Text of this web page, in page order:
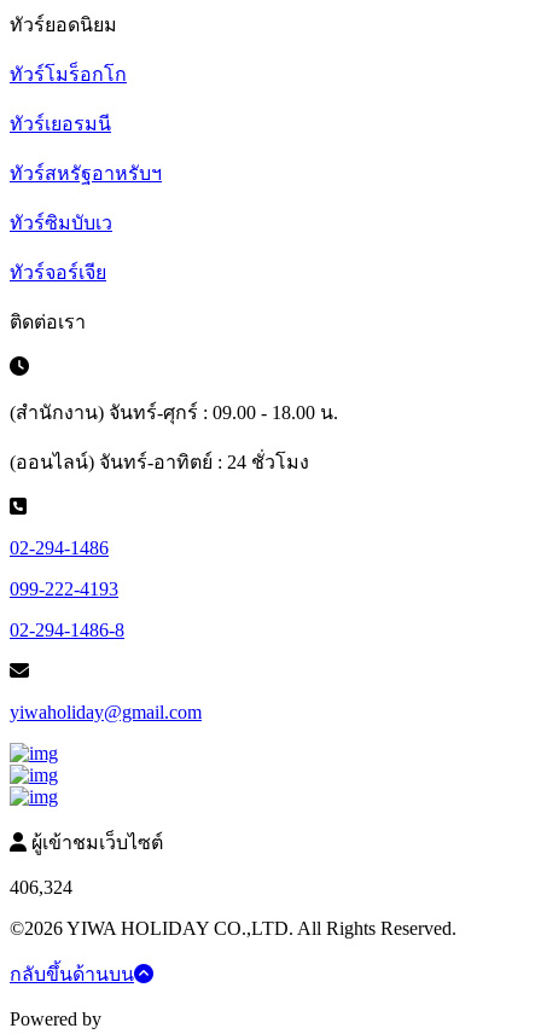
ทัวร์ยอดนิยม
ทัวร์โมร็อกโก
ทัวร์เยอรมนี
ทัวร์สหรัฐอาหรับฯ
ทัวร์ซิมบับเว
ทัวร์จอร์เจีย
ติดต่อเรา
(สำนักงาน) จันทร์-ศุกร์ : 09.00 - 18.00 น.
(ออนไลน์) จันทร์-อาทิตย์ : 24 ชั่วโมง
02-294-1486
099-222-4193
02-294-1486-8
yiwaholiday@gmail.com
ผู้เข้าชมเว็บไซต์
406,324
©2026 YIWA HOLIDAY CO.,LTD. All Rights Reserved.
กลับขึ้นด้านบน
Powered by